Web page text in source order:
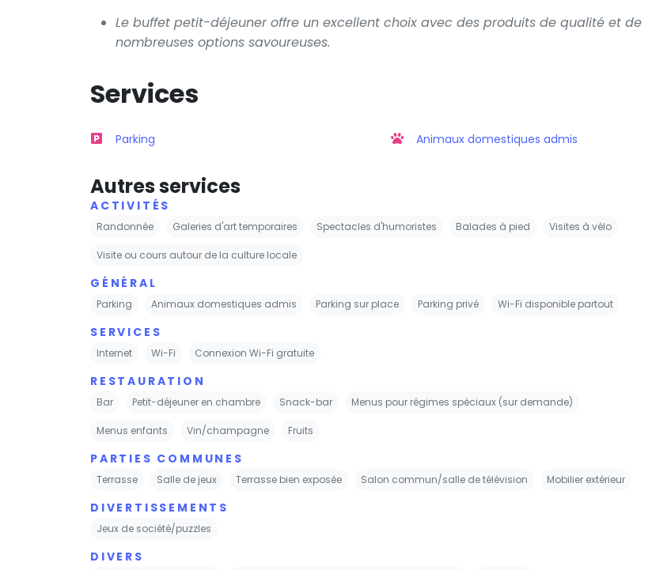
Le buffet petit-déjeuner offre un excellent choix avec des produits de qualité et de
nombreuses options savoureuses.
Services
Parking Animaux domestiques admis
Autres services
ACTIVITÉS
Randonnée Galeries d'art temporaires Spectacles d'humoristes Balades à pied Visites à vélo
Visite ou cours autour de la culture locale
GÉNÉRAL
Parking Animaux domestiques admis Parking sur place Parking privé Wi-Fi disponible partout
SERVICES
Internet Wi-Fi Connexion Wi-Fi gratuite
RESTAURATION
Bar Petit-déjeuner en chambre Snack-bar Menus pour régimes spéciaux (sur demande)
Menus enfants Vin/champagne Fruits
PARTIES COMMUNES
Terrasse Salle de jeux Terrasse bien exposée Salon commun/salle de télévision Mobilier extérieur
DIVERTISSEMENTS
Jeux de société/puzzles
DIVERS